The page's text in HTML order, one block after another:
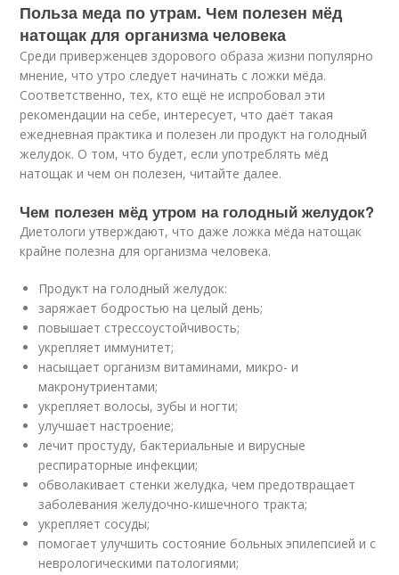
Польза меда по утрам. Чем полезен мёд
натощак для организма человека
Среди приверженцев здорового образа жизни популярно
мнение, что утро следует начинать с ложки мёда.
Соответственно, тех, кто ещё не испробовал эти
рекомендации на себе, интересует, что даёт такая
ежедневная практика и полезен ли продукт на голодный
желудок. О том, что будет, если употреблять мёд
натощак и чем он полезен, читайте далее.
Чем полезен мёд утром на голодный желудок?
Диетологи утверждают, что даже ложка мёда натощак
крайне полезна для организма человека.
Продукт на голодный желудок:
заряжает бодростью на целый день;
повышает стрессоустойчивость;
укрепляет иммунитет;
насыщает организм витаминами, микро- и
макронутриентами;
укрепляет волосы, зубы и ногти;
улучшает настроение;
лечит простуду, бактериальные и вирусные
респираторные инфекции;
обволакивает стенки желудка, чем предотвращает
заболевания желудочно-кишечного тракта;
укрепляет сосуды;
помогает улучшить состояние больных эпилепсией и с
неврологическими патологиями;